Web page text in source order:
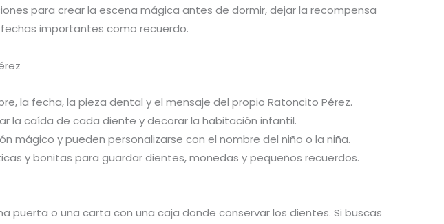
para crear la escena mágica antes de dormir, dejar la recompensa
importantes como recuerdo.
la fecha, la pieza dental y el mensaje del propio Ratoncito Pérez.
la caída de cada diente y decorar la habitación infantil.
mágico y pueden personalizarse con el nombre del niño o la niña.
y bonitas para guardar dientes, monedas y pequeños recuerdos.
puerta o una carta con una caja donde conservar los dientes. Si buscas